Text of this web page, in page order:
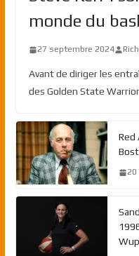
monde du
27 septembre 2024
Avant de diriger les
des Golden State
Red